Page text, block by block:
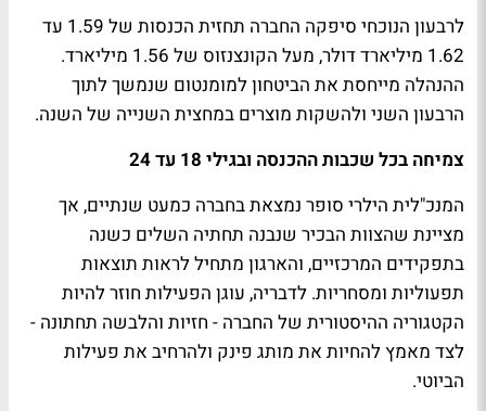
לרבעון הנוכחי סיפקה החברה תחזית הכנסות של 1.59 עד
1.62 מיליארד דולר, מעל הקונצנזוס של 1.56 מיליארד.
ההנהלה מייחסת את הביטחון למומנטום שנמשך לתוך
הרבעון השני ולהשקות מוצרים במחצית השנייה של השנה.
צמיחה בכל שכבות ההכנסה ובגילי 18 עד 24
המנכ"לית הילרי סופר נמצאת בחברה כמעט שנתיים, אך
מציינת שהצוות הבכיר שנבנה תחתיה השלים כשנה
בתפקידים המרכזיים, והארגון מתחיל לראות תוצאות
תפעוליות ומסחריות. לדבריה, עוגן הפעילות חוזר להיות
הקטגוריה ההיסטורית של החברה - חזיות והלבשה תחתונה -
לצד מאמץ להחיות את מותג פינק ולהרחיב את פעילות
הביוטי.